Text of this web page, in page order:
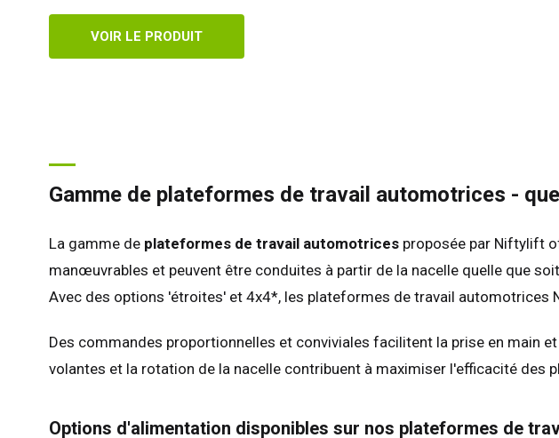
VOIR LE PRODUIT
Gamme de plateformes de travail automotrices -
La gamme de plateformes de travail automotricesproposée par Niftylift
manœuvrables et peuvent être conduites à partir de la nacelle quelle que
Avec des options 'étroites' et 4x4*, les plateformes de travail
Des commandes proportionnelles et conviviales facilitent la prise en main
volantes et la rotation de la nacelle contribuent à maximiser l'efficacité des
Options d'alimentation disponibles sur nos plateformes de